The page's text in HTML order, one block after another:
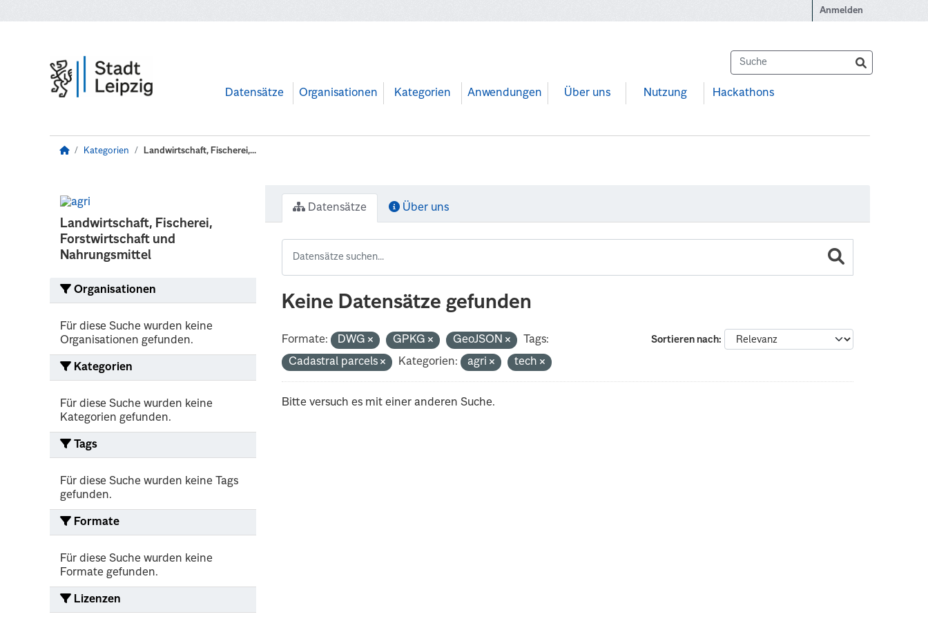
Anmelden
Datensätze Organisationen Kategorien Anwendungen Über uns Nutzung Hackathons
Kategorien Landwirtschaft, Fischerei,...
Landwirtschaft, Fischerei,
Forstwirtschaft und
Nahrungsmittel
Organisationen
Für diese Suche wurden keine
Organisationen gefunden.
Kategorien
Für diese Suche wurden keine
Kategorien gefunden.
Tags
Für diese Suche wurden keine Tags
gefunden.
Formate
Für diese Suche wurden keine
Formate gefunden.
Lizenzen
Datensätze Über uns
Keine Datensätze gefunden
Sortieren nach
Formate: DWG GPKG GeoJSON
Tags:
Cadastral parcels
Kategorien: agri tech
Bitte versuch es mit einer anderen Suche.